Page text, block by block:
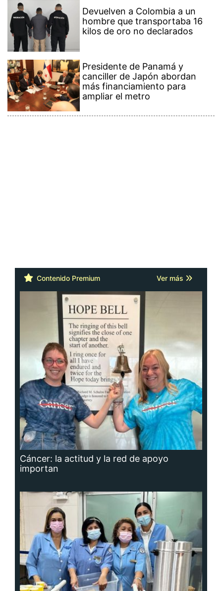
Devuelven a Colombia a un
hombre que transportaba 16
kilos de oro no declarados
Presidente de Panamá y
canciller de Japón abordan
más financiamiento para
ampliar el metro
Contenido Premium Ver más
Cáncer: la actitud y la red de apoyo
importan